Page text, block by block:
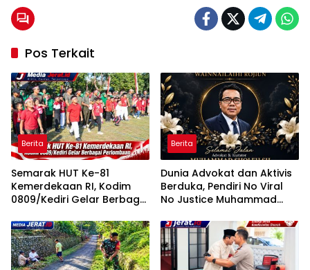
Pos Terkait
Berita
Semarak HUT Ke-81
Kemerdekaan RI, Kodim
0809/Kediri Gelar Berbagai
Berita
Dunia Advokat dan Aktivis
Berduka, Pendiri No Viral
No Justice Muhammad